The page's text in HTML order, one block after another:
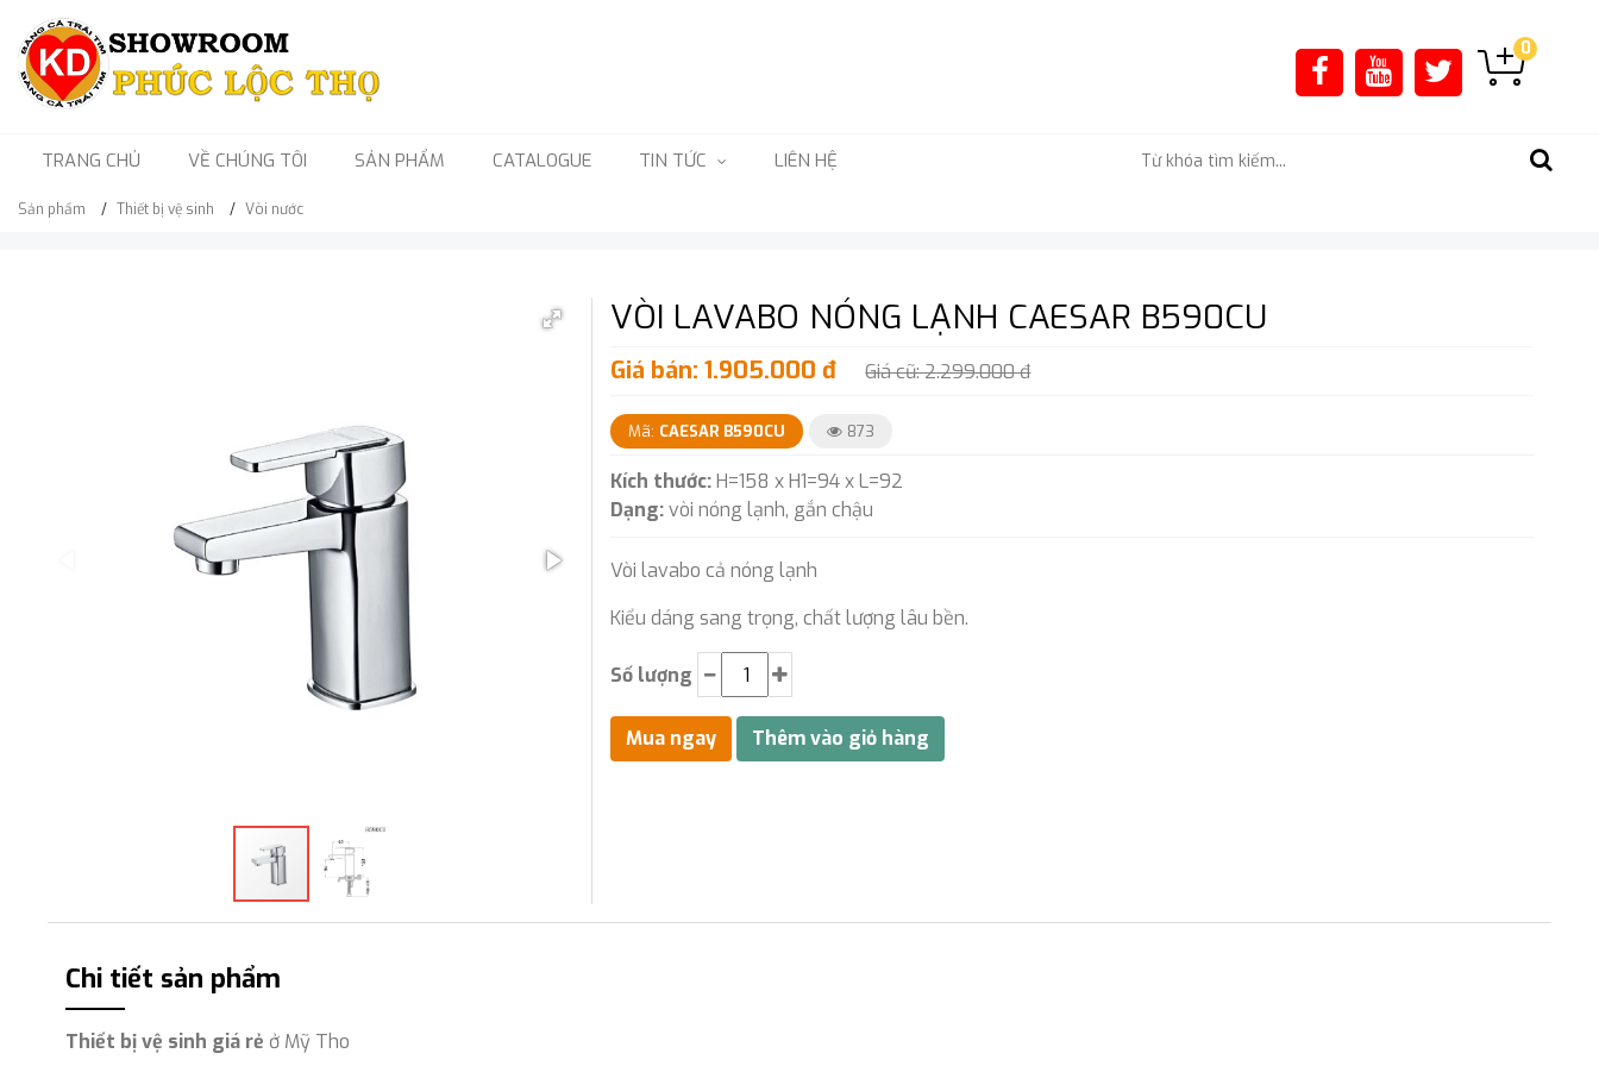
0
TRANG CHỦ VỀ CHÚNG TÔI SẢN PHẨM CATALOGUE TIN TỨC LIÊN HỆ
Sản phẩm Thiết bị vệ sinh Vòi nước
VÒI LAVABO NÓNG LẠNH CAESAR B590CU
Giá bán: 1.905.000 đ Giá cũ: 2.299.000 đ
Mã: CAESAR B590CU 873
Kích thước: H=158 x H1=94 x L=92
Dạng: vòi nóng lạnh, gắn chậu
Vòi lavabo cả nóng lạnh
Kiểu dáng sang trọng, chất lượng lâu bền.
Số lượng
Chi tiết sản phẩm
Thiết bị vệ sinh giá rẻ ở Mỹ Tho